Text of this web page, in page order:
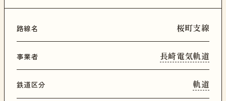
路線名 桜町支線
事業者 長崎電気軌道
鉄道区分 軌道